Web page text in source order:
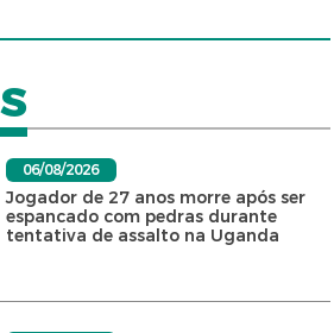
06/08/2026
Jogador de 27 anos morre após ser
espancado com pedras durante
tentativa de assalto na Uganda